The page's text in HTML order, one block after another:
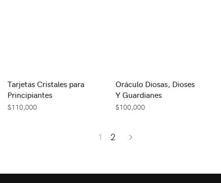
Tarjetas Cristales para
Principiantes
$110,000
Oráculo Diosas, Dioses
Y Guardianes
$100,000
1 2